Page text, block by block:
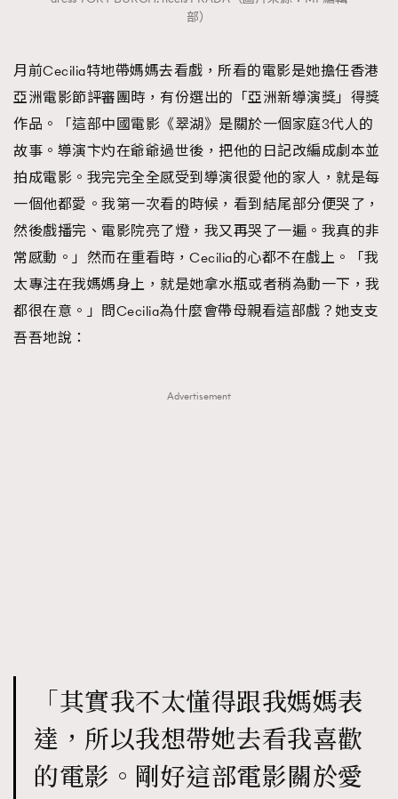
部）
月前Cecilia特地帶媽媽去看戲，所看的電影是她擔任香港
亞洲電影節評審團時，有份選出的「亞洲新導演獎」得獎
作品。「這部中國電影《翠湖》是關於一個家庭3代人的
故事。導演卞灼在爺爺過世後，把他的日記改編成劇本並
拍成電影。我完完全全感受到導演很愛他的家人，就是每
一個他都愛。我第一次看的時候，看到結尾部分便哭了，
然後戲播完、電影院亮了燈，我又再哭了一遍。我真的非
常感動。」然而在重看時，Cecilia的心都不在戲上。「我
太專注在我媽媽身上，就是她拿水瓶或者稍為動一下，我
都很在意。」問Cecilia為什麼會帶母親看這部戲？她支支
吾吾地說：
Advertisement
「其實我不太懂得跟我媽媽表
達，所以我想帶她去看我喜歡
的電影。剛好這部電影關於愛